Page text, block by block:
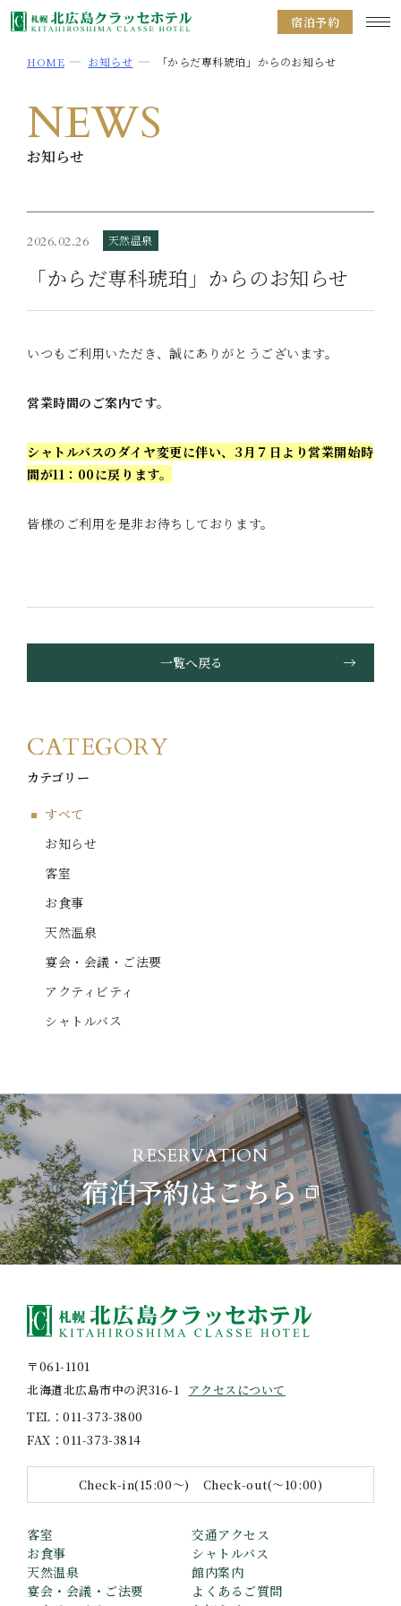
宿泊予約
HOME お知らせ 「からだ専科琥珀」からのお知らせ
NEWS
お知らせ
2026.02.26 天然温泉
「からだ専科琥珀」からのお知らせ
いつもご利用いただき、誠にありがとうございます。
営業時間のご案内です。
シャトルバスのダイヤ変更に伴い、3月７日より営業開始時
間が11：00に戻ります。
皆様のご利用を是非お待ちしております。
一覧へ戻る
CATEGORY
カテゴリー
すべて
お知らせ
客室
お食事
天然温泉
宴会・会議・ご法要
アクティビティ
シャトルバス
RESERVATION
宿泊予約はこちら
〒061-1101
北海道北広島市中の沢316-1 アクセスについて
TEL
011-373-3800
FAX
011-373-3814
Check-in(15:00〜) Check-out(〜10:00)
客室
交通アクセス
お食事
シャトルバス
天然温泉
館内案内
宴会・会議・ご法要
よくあるご質問